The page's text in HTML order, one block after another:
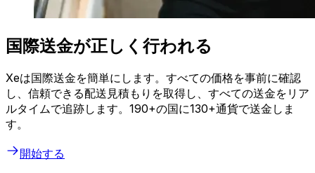
国際送金が正しく行われる
Xeは国際送金を簡単にします。すべての価格を事前に確認
し、信頼できる配送見積もりを取得し、すべての送金をリア
ルタイムで追跡します。190+の国に130+通貨で送金しま
す。
開始する